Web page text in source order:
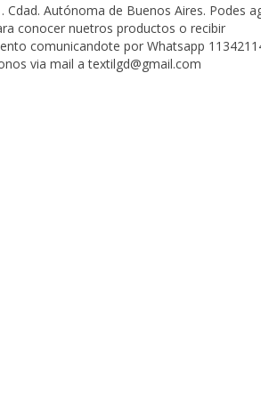
Cdad. Autónoma de Buenos Aires. Podes
conocer nuetros productos o recibir
comunicandote por Whatsapp
via mail atextilgd@gmail.com